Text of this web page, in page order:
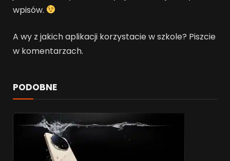
wpisów.
A wy z jakich aplikacji korzystacie w szkole? Piszcie
w komentarzach.
PODOBNE